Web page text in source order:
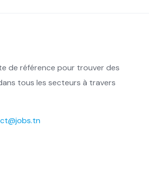
de référence pour trouver des
tous les secteurs à travers